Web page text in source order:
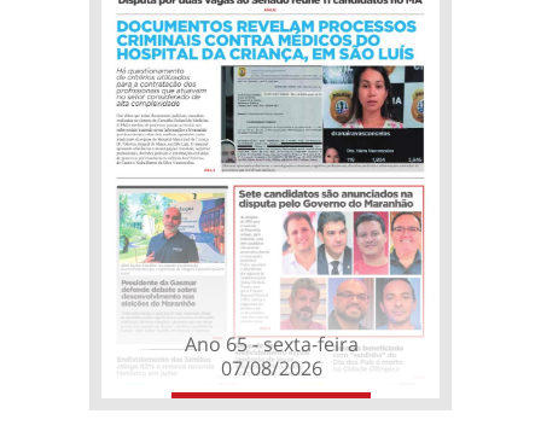
Ano 65 - sexta-feira
07/08/2026